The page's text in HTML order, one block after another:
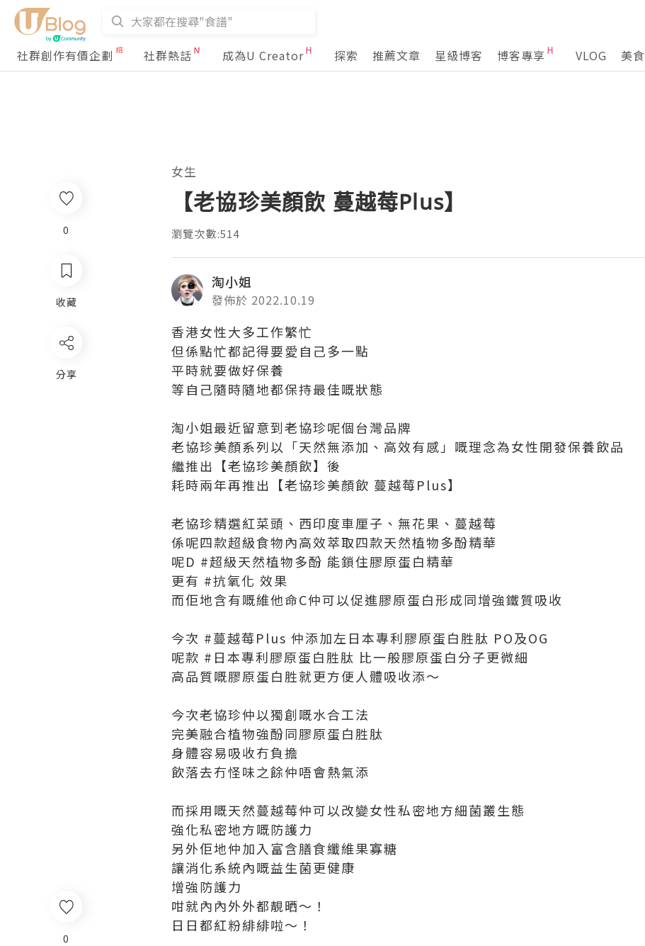
社群創作有價企劃
社群熱話 成為U Creator 探索 推薦文章 星級博客 博客專享 VLOG 美食
0
女生
【老協珍美顏飲 蔓越莓Plus】
瀏覽次數:514
淘小姐
發佈於 2022.10.19
香港女性大多工作繁忙
但係點忙都記得要愛自己多一點
平時就要做好保養
等自己隨時隨地都保持最佳嘅狀態
淘小姐最近留意到老協珍呢個台灣品牌
老協珍美顏系列以「天然無添加、高效有感」嘅理念為女性開發保養飲品
繼推出【老協珍美顏飲】後
耗時兩年再推出【老協珍美顏飲 蔓越莓Plus】
老協珍精選紅菜頭、西印度車厘子、無花果、蔓越莓
係呢四款超級食物內高效萃取四款天然植物多酚精華
呢D #超級天然植物多酚 能鎖住膠原蛋白精華
更有 #抗氧化 效果
而佢地含有嘅維他命C仲可以促進膠原蛋白形成同增強鐵質吸收
今次 #蔓越莓Plus 仲添加左日本專利膠原蛋白胜肽 PO及OG
呢款 #日本專利膠原蛋白胜肽 比一般膠原蛋白分子更微細
高品質嘅膠原蛋白胜就更方便人體吸收添～
今次老協珍仲以獨創嘅水合工法
完美融合植物強酚同膠原蛋白胜肽
身體容易吸收冇負擔
飲落去冇怪味之餘仲唔會熱氣添
而採用嘅天然蔓越莓仲可以改變女性私密地方細菌叢生態
強化私密地方嘅防護力
另外佢地仲加入富含膳食纖維果寡糖
讓消化系統內嘅益生菌更健康
增強防護力
咁就內內外外都靚晒～！
日日都紅粉緋緋啦～！
0
收藏
分享